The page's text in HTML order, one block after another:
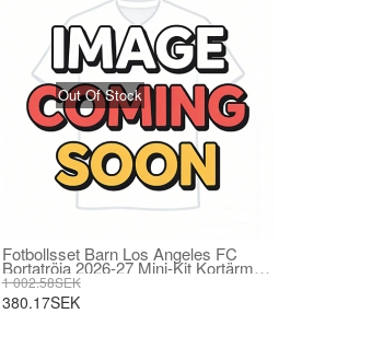
Out Of Stock
Fotbollsset Barn Los Angeles FC
Bortatröja 2026-27 Mini-Kit Kortärmad
(+ korta byxor)
1 002.58SEK
380.17SEK